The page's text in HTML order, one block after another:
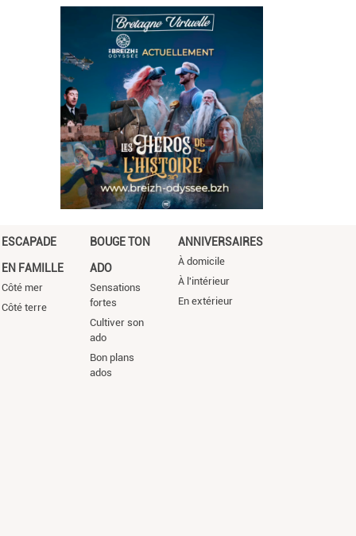
ESCAPADE
EN FAMILLE
Côté mer
Côté terre
BOUGE TON
ADO
Sensations
fortes
Cultiver son
ado
Bon plans
ados
ANNIVERSAIRES
À domicile
À l'intérieur
En extérieur